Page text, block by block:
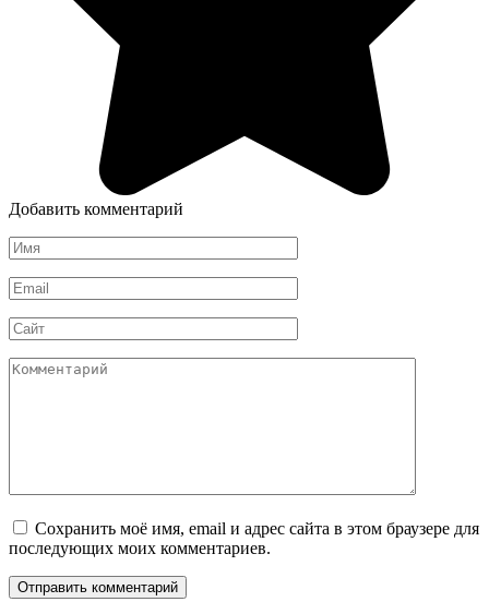
Добавить комментарий
Имя
*
Email
*
Сайт
Комментарий
Сохранить моё имя, email и адрес сайта в этом браузере для
последующих моих комментариев.